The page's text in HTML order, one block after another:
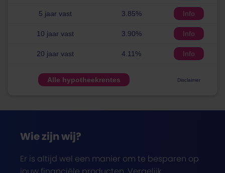
5 jaar vast 3.85% Info
10 jaar vast 3.90% Info
20 jaar vast 4.11% Info
Alle hypotheekrentes Disclaimer
Wie zijn wij?
Er is altijd wel een manier om te besparen op